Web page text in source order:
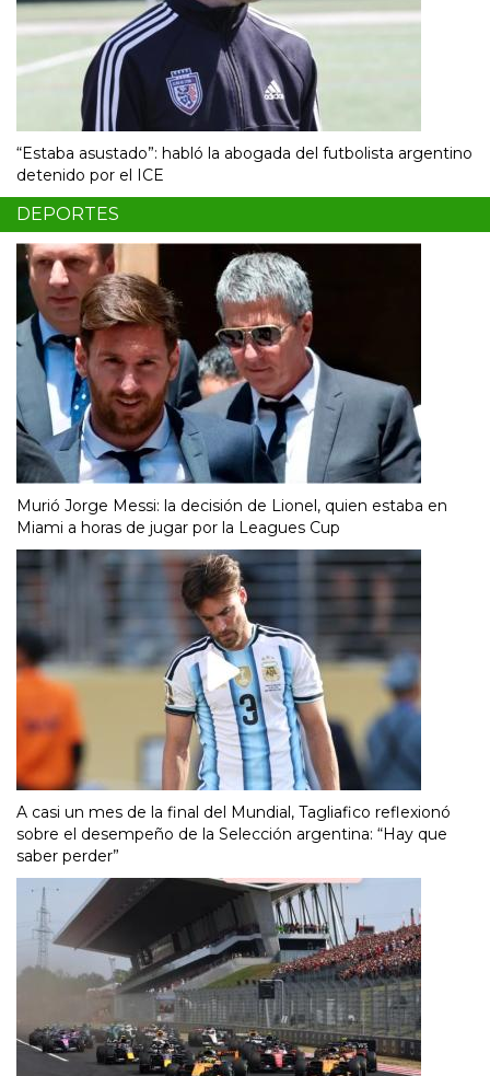
“Estaba asustado”: habló la abogada del futbolista argentino
detenido por el ICE
DEPORTES
Murió Jorge Messi: la decisión de Lionel, quien estaba en
Miami a horas de jugar por la Leagues Cup
A casi un mes de la final del Mundial, Tagliafico reflexionó
sobre el desempeño de la Selección argentina: “Hay que
saber perder”